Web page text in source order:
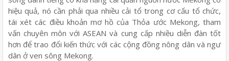
hiệu quả, nó cần phải qua nhiều cải tổ trong cơ cấu tổ chức,
tái xét các điều khoản mơ hồ của Thỏa ước Mekong, tham
vấn chuyên môn với ASEAN và cung cấp nhiều diễn đàn tốt
hơn để trao đổi kiến thức với các cộng đồng nông dân và ngư
dân ở ven sông Mekong.